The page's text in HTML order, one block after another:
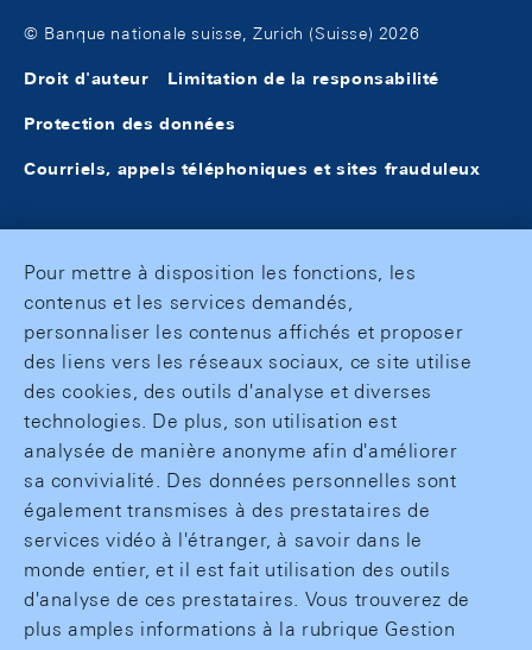
© Banque nationale suisse, Zurich (Suisse) 2026
Droit d'auteur Limitation de la responsabilité
Protection des données
Courriels, appels téléphoniques et sites frauduleux
Pour mettre à disposition les fonctions, les
contenus et les services demandés,
personnaliser les contenus affichés et proposer
des liens vers les réseaux sociaux, ce site utilise
des cookies, des outils d'analyse et diverses
technologies. De plus, son utilisation est
analysée de manière anonyme afin d'améliorer
sa convivialité. Des données personnelles sont
également transmises à des prestataires de
services vidéo à l'étranger, à savoir dans le
monde entier, et il est fait utilisation des outils
d'analyse de ces prestataires. Vous trouverez de
plus amples informations à la rubrique Gestion